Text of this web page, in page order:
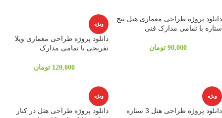
دانلود پروژه طراحی معماری هتل پنج
ستاره با تمامی مدارک فنی
90,000 تومان
ویژه
دانلود پروژه طراحی معماری ویلا
تفریحی با تمامی مدارک
120,000 تومان
ویژه
دانلود پروژه طراحی هتل 3 ستاره
ویژه
دانلود پروژه طراحی هتل در کنار